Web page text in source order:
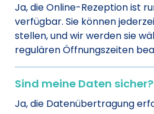
Ja, die Online-Rezeption ist
verfügbar. Sie können
stellen, und wir werden sie
regulären Öffnungszeiten
Sind meine Daten sicher?
Ja, die Datenübertragung